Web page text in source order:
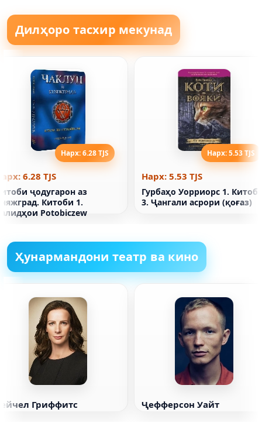
Дилҳоро тасхир мекунад
Нарх: 6.28 TJS
6.28 TJS
ҷодугарон аз
Китоби 1.
Potobiczew
Нарх: 5.53 TJS
Нарх: 5.53 TJS
Гурбаҳо Уорриорс 1.
3. Ҷангали асрори (қоғаз)
Ҳунармандони театр ва кино
Гриффитс Ҷефферсон Уайт